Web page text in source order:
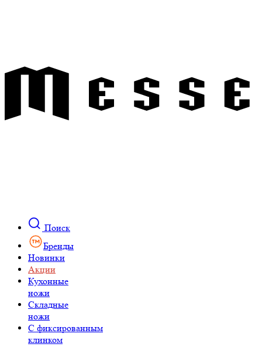
Поиск
Бренды
Новинки
Акции
Кухонные
ножи
Складные
ножи
C фиксированным
клинком